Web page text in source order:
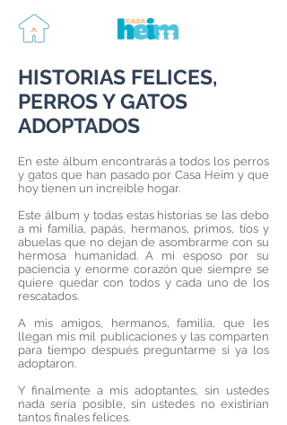
HISTORIAS FELICES,
PERROS Y GATOS
ADOPTADOS
En este álbum encontrarás a todos los perros
y gatos que han pasado por Casa Heim y que
hoy tienen un increíble hogar.
Este álbum y todas estas historias se las debo
a mi familia, papás, hermanos, primos, tíos y
abuelas que no dejan de asombrarme con su
hermosa humanidad. A mi esposo por su
paciencia y enorme corazón que siempre se
quiere quedar con todos y cada uno de los
rescatados.
A mis amigos, hermanos, familia, que les
llegan mis mil publicaciones y las comparten
para tiempo después preguntarme si ya los
adoptaron.
Y finalmente a mis adoptantes, sin ustedes
nada sería posible, sin ustedes no existirían
tantos finales felices.